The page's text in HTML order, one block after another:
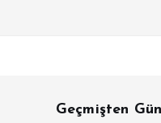
Geçmişten